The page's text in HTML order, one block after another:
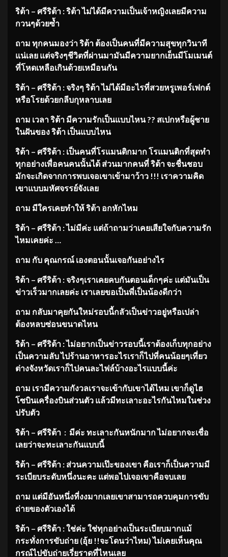
ริต้า – ศรีริต้า : ริต้า ไม่ได้มีความเป็นเจ้าหญิงเลยมีความ
กวนๆด้วยซ้ำ
ถาม ทุกคนมองว่า ริต้า ต้องเป็นคนที่มีความสุขทุกวินาที
แน่เลย แต่จริงๆชีวิตที่ผ่านมามันมีความยากเย็นมีโมเมนต์
ที่โหดเหลือเกินด้วยเหมือนกัน
ริต้า – ศรีริต้า : จริงๆ ริต้า ไม่ได้มีอะไรที่สวยหรูเพอร์เฟกต์
หรือโรยด้วยกลีบกุหลาบเลย
ถาม เวลา ริต้า มีความรักเป็นแบบไหน?? สเปกหรือผู้ชาย
ในฝันของ ริต้า เป็นแบบไหน
ริต้า – ศรีริต้า : เป็นคนที่โรแมนติกมาก โรแมนติกที่สุดทำ
ทุกอย่างเพื่อคนคนนั้นได้ ส่วนมากคนที่ ริต้า จะชื่นชอบ
มักจะเกิดจากการพบเจอเขาเข้ามาว้าว !!! เราความคิด
เขาแบบมหัศจรรย์จังเลย
ถาม มีใครเคยทำให้ ริต้า อกหักไหม
ริต้า – ศรีริต้า : ไม่มีค่ะ แต่ถ้าถามว่าเคยเสียใจกับความรัก
ไหมเคยค่ะ
ถาม กับ คุณกรณ์ เองตอนนั้นเจอกันอย่างไร
ริต้า – ศรีริต้า : จริงๆเราเคยคบกันตอนเด็กๆค่ะ แต่มันเป็น
ข่าวเร็วมากเลยค่ะ เราเลยขอเป็นพี่เป็นน้องดีกว่า
ถาม กลับมาคุยกันใหม่รอบนี้กลัวเป็นข่าวอยู่หรือเปล่า
ต้องหลบซ่อนขนาดไหน
ริต้า – ศรีริต้า : ไม่อยากเป็นข่าวรอบนี้เราต้องเก็บทุกอย่าง
เป็นความลับ ไปร้านอาหารอะไรเราก็ไปที่คนน้อยๆเที่ยว
ต่างจังหวัดเราก็ไปคนละไฟล์บ้างอะไรแบบนี้ค่ะ
ถาม เรามีความกังวลเราจะเข้ากับเขาได้ไหม เขาก็ดูไฮ
โซบินเครื่องบินส่วนตัว แล้วมีทะเลาะอะไรกันไหมในช่วง
ปรับตัว
ริต้า – ศรีริต้า : มีค่ะ ทะเลาะกันหนักมาก ไม่อยากจะเชื่อ
เลยว่าจะทะเลาะกันแบบนี้
ริต้า – ศรีริต้า : ส่วนความเป๊ะของเขา คือเราก็เป็นความมี
ระเบียบระดับหนึ่งนะคะ แต่พอไปเจอเขาคือจบเลย
ถาม แต่มีอันหนึ่งที่งงมากเลยเขาสามารถควบคุมการขับ
ถ่ายของตัวเองได้
ริต้า – ศรีริต้า : ใช่ค่ะ ใช่ทุกอย่างเป็นระเบียบมากแม้
กระทั่งการขับถ่าย (อุ้ย !!จะโดนว่าไหม) ไม่เคยเห็นคุณ
กรณ์ไปขับถ่ายเรี่ยราดที่ไหนเลย